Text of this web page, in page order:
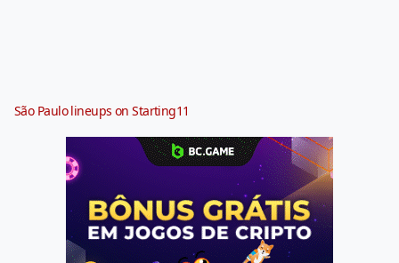
São Paulo lineups on Starting11